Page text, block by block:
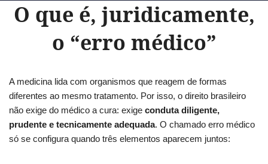
O que é, juridicamente,
o “erro médico”
A medicina lida com organismos que reagem de formas
diferentes ao mesmo tratamento. Por isso, o direito brasileiro
não exige do médico a cura: exige conduta diligente,
prudente e tecnicamente adequada. O chamado erro médico
só se configura quando três elementos aparecem juntos: